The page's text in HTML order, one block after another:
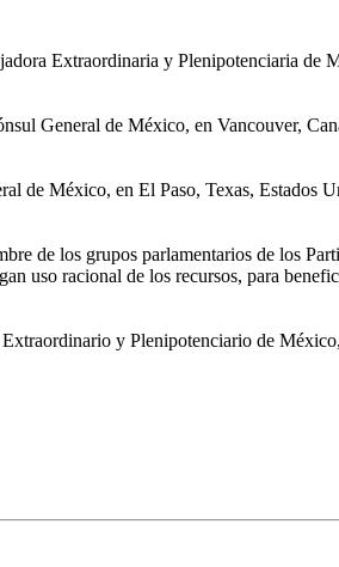
Extraordinaria y Plenipotenciaria de
General de México, en Vancouver,
de México, en El Paso, Texas, Estados
de los grupos parlamentarios de los
uso racional de los recursos, para
y Plenipotenciario de